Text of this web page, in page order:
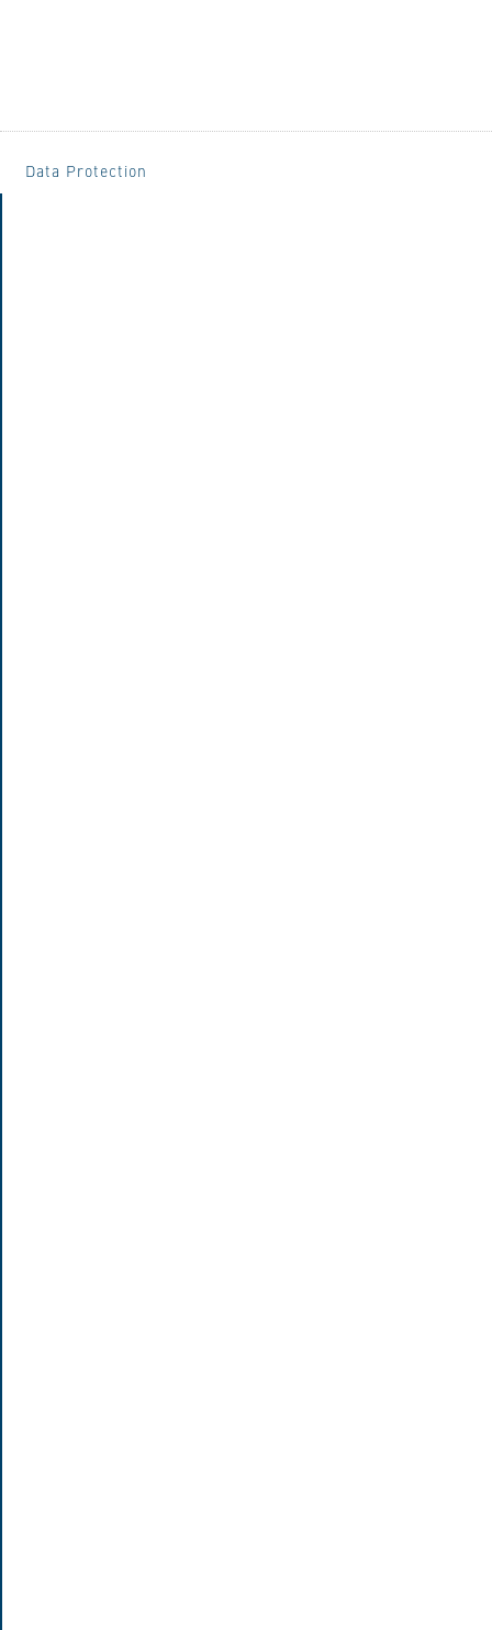
Data Protection